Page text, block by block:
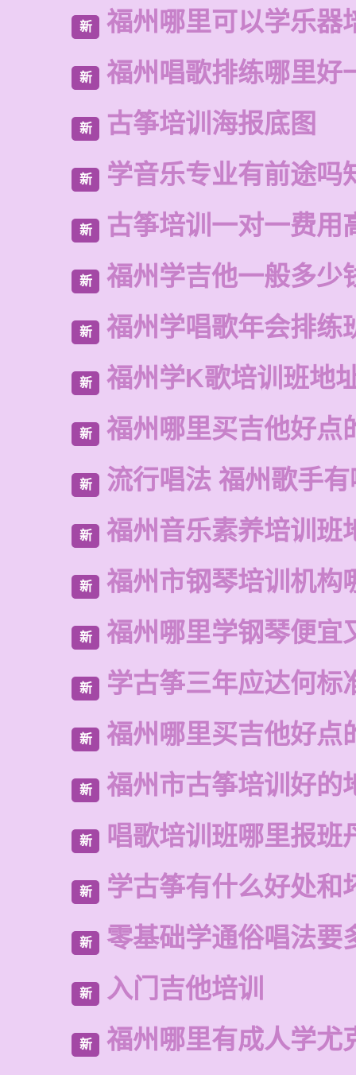
新 福州哪里可以学乐器
新 福州唱歌排练哪里好
新 古筝培训海报底图
新 学音乐专业有前途吗
新 古筝培训一对一费用
新 福州学吉他一般多少
新 福州学唱歌年会排练
新 福州学K歌培训班地
新 福州哪里买吉他好点
新 流行唱法 福州歌手
新 福州音乐素养培训班
新 福州市钢琴培训机构
新 福州哪里学钢琴便宜
新 学古筝三年应达何标
新 福州哪里买吉他好点
新 福州市古筝培训好的
新 唱歌培训班哪里报班
新 学古筝有什么好处和
新 零基础学通俗唱法要
新 入门吉他培训
新 福州哪里有成人学尤